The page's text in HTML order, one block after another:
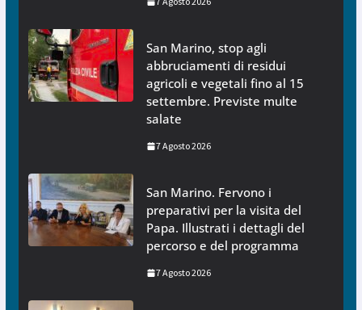
San Marino, stop agli
abbruciamenti di residui
agricoli e vegetali fino al 15
settembre. Previste multe
salate
7 Agosto 2026
San Marino. Fervono i
preparativi per la visita del
Papa. Illustrati i dettagli del
percorso e del programma
7 Agosto 2026